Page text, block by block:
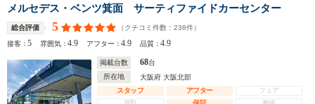
メルセデス・ベンツ箕面 サーティファイドカーセンター
総合評価 5 （クチコミ件数： 238件）
接客：5 雰囲気：4.9 アフター：4.9 品質：4.9
掲載台数 68台
所在地
大阪府 大阪北部
スタッフ
アフター
フェア